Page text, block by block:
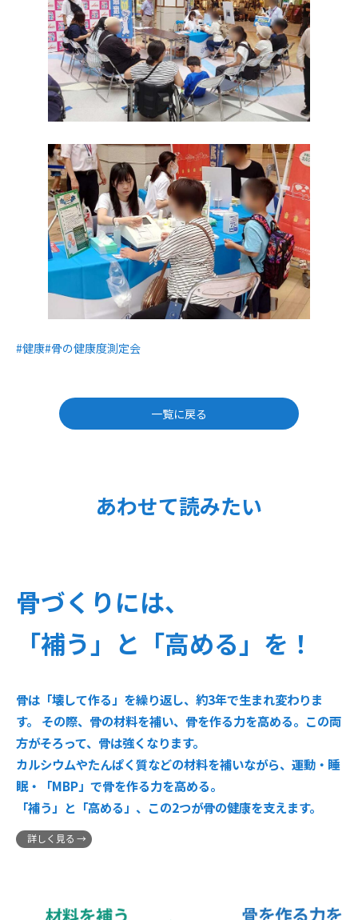
#健康#骨の健康度測定会
一覧に戻る
あわせて読みたい
骨づくりには、
「補う」と「高める」を！
骨は「壊して作る」を繰り返し、約3年で生まれ変わりま
す。 その際、骨の材料を補い、骨を作る力を高める。この両
方がそろって、骨は強くなります。
カルシウムやたんぱく質などの材料を補いながら、運動・睡
眠・「MBP」で骨を作る力を高める。
「補う」と「高める」、この2つが骨の健康を支えます。
詳しく見る